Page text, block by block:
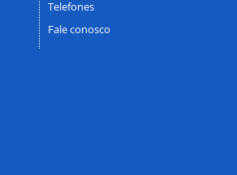
Telefones
Fale conosco